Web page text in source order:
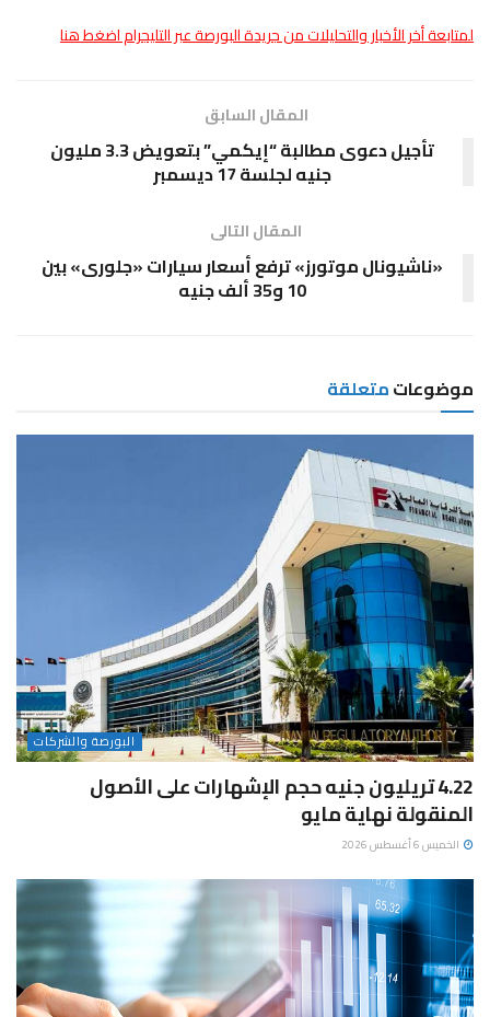
لمتابعة أخر الأخبار والتحليلات من جريدة البورصة عبر التليجرام اضغط هنا
المقال السابق
تأجيل دعوى مطالبة “إيكمي” بتعويض 3.3 مليون
جنيه لجلسة 17 ديسمبر
المقال التالى
«ناشيونال موتورز» ترفع أسعار سيارات «جلورى» بين
10 و35 ألف جنيه
موضوعاتمتعلقة
البورصة والشركات
4.22 تريليون جنيه حجم الإشهارات على الأصول
المنقولة نهاية مايو
الخميس 6 أغسطس 2026